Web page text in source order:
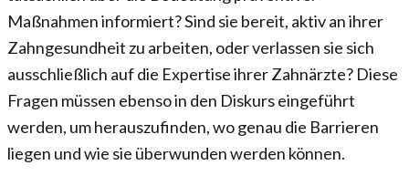
Maßnahmen informiert? Sind sie bereit, aktiv an ihrer
Zahngesundheit zu arbeiten, oder verlassen sie sich
ausschließlich auf die Expertise ihrer Zahnärzte? Diese
Fragen müssen ebenso in den Diskurs eingeführt
werden, um herauszufinden, wo genau die Barrieren
liegen und wie sie überwunden werden können.